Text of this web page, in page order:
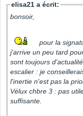
elisa21 a écrit:
bonsoir,
pour la
j'arrive un peu tard
sont toujours
escalier : je
l'inertie n'est pas la
Vélux chbre 3 : pas
suffisante.